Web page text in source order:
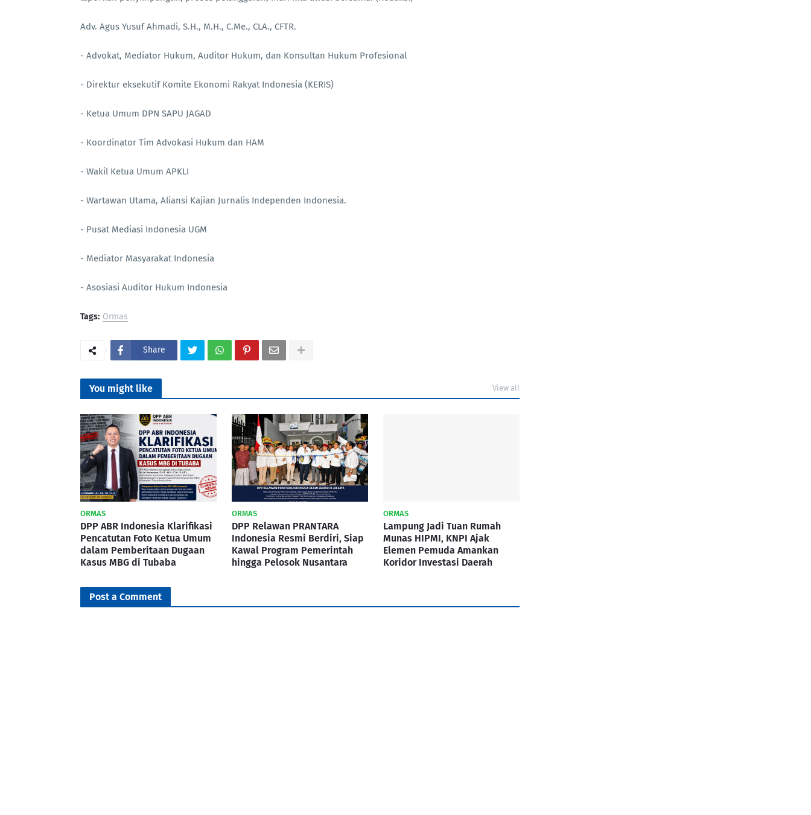
Adv. Agus Yusuf Ahmadi, S.H., M.H., C.Me., CLA., CFTR.
- Advokat, Mediator Hukum, Auditor Hukum, dan Konsultan Hukum Profesional
- Direktur eksekutif Komite Ekonomi Rakyat Indonesia (KERIS)
- Ketua Umum DPN SAPU JAGAD
- Koordinator Tim Advokasi Hukum dan HAM
- Wakil Ketua Umum APKLI
- Wartawan Utama, Aliansi Kajian Jurnalis Independen Indonesia.
- Pusat Mediasi Indonesia UGM
- Mediator Masyarakat Indonesia
- Asosiasi Auditor Hukum Indonesia
Tags: Ormas
Share
You might like View all
ORMAS
DPP ABR Indonesia Klarifikasi
Pencatutan Foto Ketua Umum
dalam Pemberitaan Dugaan
Kasus MBG di Tubaba
ORMAS
DPP Relawan PRANTARA
Indonesia Resmi Berdiri, Siap
Kawal Program Pemerintah
hingga Pelosok Nusantara
ORMAS
Lampung Jadi Tuan Rumah
Munas HIPMI, KNPI Ajak
Elemen Pemuda Amankan
Koridor Investasi Daerah
Post a Comment